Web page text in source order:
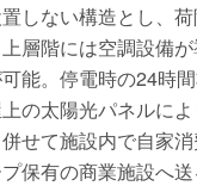
しない構造とし、
層階には空調設備
能。停電時の24時
の太陽光パネルに
せて施設内で自家
保有の商業施設へ送